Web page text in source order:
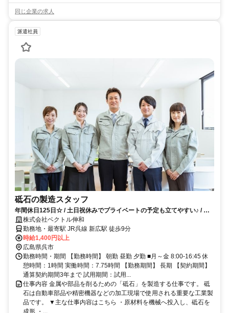
同じ企業の求人
派遣社員
砥石の製造スタッフ
年間休日125日☆ / 土日祝休みでプライベートの予定も立てやすい♪ / 未
経験OK！
株式会社ベクトル伸和
勤務地・最寄駅 JR呉線 新広駅 徒歩9分
時給1,400円以上
広島県呉市
勤務時間・期間 【勤務時間】 朝勤 昼勤 夕勤 ■月～金 8:00-16:45 休
憩時間：1時間 実働時間：7.75時間 【勤務期間】 長期 【契約期間】
通算契約期間3年まで 試用期間：試用...
仕事内容 金属や部品を削るための「砥石」を製造する仕事です。 砥
石は自動車部品や精密機器などの加工現場で使用される重要な工業製
品です。 ▼主な仕事内容はこちら ・原材料を機械へ投入し、砥石を
成形 ・...